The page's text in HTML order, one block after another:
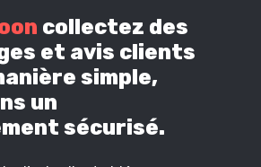
collectez des
et avis clients
simple,
un
sécurisé.